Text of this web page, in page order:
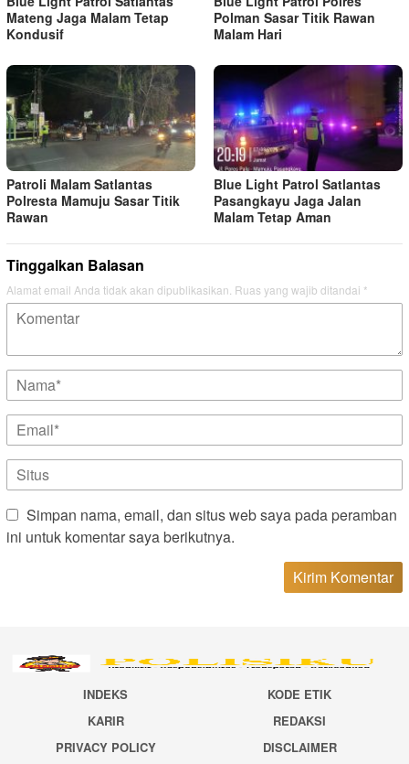
Mateng Jaga Malam Tetap
Kondusif
Polman Sasar Titik Rawan
Malam Hari
Patroli Malam Satlantas
Polresta Mamuju Sasar Titik
Rawan
Blue Light Patrol Satlantas
Pasangkayu Jaga Jalan
Malam Tetap Aman
Tinggalkan Balasan
Alamat email Anda tidak akan dipublikasikan. Ruas yang wajib ditandai *
Simpan nama, email, dan situs web saya pada peramban
ini untuk komentar saya berikutnya.
INDEKS
KODE ETIK
KARIR
REDAKSI
PRIVACY POLICY
DISCLAIMER